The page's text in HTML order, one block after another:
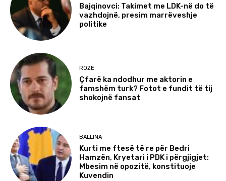
Bajqinovci: Takimet me LDK-në do të
vazhdojnë, presim marrëveshje
politike
ROZË
Çfarë ka ndodhur me aktorin e
famshëm turk? Fotot e fundit të tij
shokojnë fansat
BALLINA
Kurti me ftesë të re për Bedri
Hamzën, Kryetari i PDK i përgjigjet:
Mbesim në opozitë, konstituoje
Kuvendin